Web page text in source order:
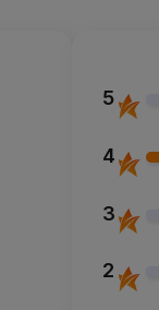
5
4
3
2